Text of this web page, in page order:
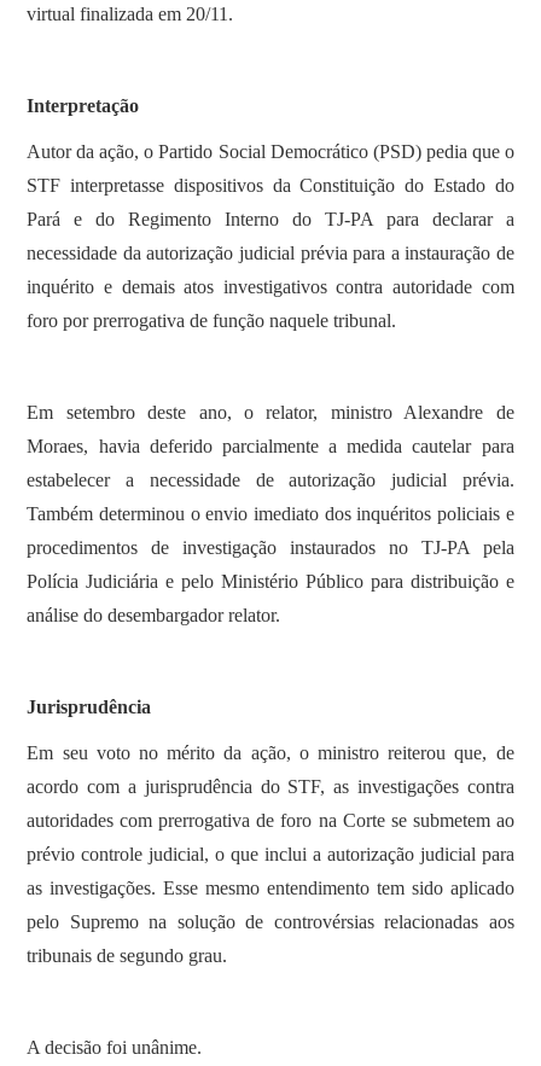
virtual finalizada em 20/11.
Interpretação
Autor da ação, o Partido Social Democrático (PSD) pedia que o
STF interpretasse dispositivos da Constituição do Estado do
Pará e do Regimento Interno do TJ-PA para declarar a
necessidade da autorização judicial prévia para a instauração de
inquérito e demais atos investigativos contra autoridade com
foro por prerrogativa de função naquele tribunal.
Em setembro deste ano, o relator, ministro Alexandre de
Moraes, havia deferido parcialmente a medida cautelar para
estabelecer a necessidade de autorização judicial prévia.
Também determinou o envio imediato dos inquéritos policiais e
procedimentos de investigação instaurados no TJ-PA pela
Polícia Judiciária e pelo Ministério Público para distribuição e
análise do desembargador relator.
Jurisprudência
Em seu voto no mérito da ação, o ministro reiterou que, de
acordo com a jurisprudência do STF, as investigações contra
autoridades com prerrogativa de foro na Corte se submetem ao
prévio controle judicial, o que inclui a autorização judicial para
as investigações. Esse mesmo entendimento tem sido aplicado
pelo Supremo na solução de controvérsias relacionadas aos
tribunais de segundo grau.
A decisão foi unânime.